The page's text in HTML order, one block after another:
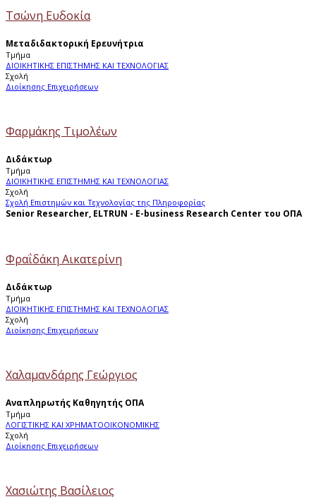
Τσώνη Ευδοκία
Μεταδιδακτορική Ερευνήτρια
Τμήμα
ΔΙΟΙΚΗΤΙΚΗΣ ΕΠΙΣΤΗΜΗΣ ΚΑΙ ΤΕΧΝΟΛΟΓΙΑΣ
Σχολή
Διοίκησης Επιχειρήσεων
Φαρμάκης Τιμολέων
Διδάκτωρ
Τμήμα
ΔΙΟΙΚΗΤΙΚΗΣ ΕΠΙΣΤΗΜΗΣ ΚΑΙ ΤΕΧΝΟΛΟΓΙΑΣ
Σχολή
Σχολή Επιστημών και Τεχνολογίας της Πληροφορίας
Senior Researcher, ELTRUN - E-business Research Center του ΟΠΑ
Φραΐδάκη Αικατερίνη
Διδάκτωρ
Τμήμα
ΔΙΟΙΚΗΤΙΚΗΣ ΕΠΙΣΤΗΜΗΣ ΚΑΙ ΤΕΧΝΟΛΟΓΙΑΣ
Σχολή
Διοίκησης Επιχειρήσεων
Χαλαμανδάρης Γεώργιος
Αναπληρωτής Καθηγητής ΟΠΑ
Τμήμα
ΛΟΓΙΣΤΙΚΗΣ ΚΑΙ ΧΡΗΜΑΤΟΟΙΚΟΝΟΜΙΚΗΣ
Σχολή
Διοίκησης Επιχειρήσεων
Χασιώτης Βασίλειος